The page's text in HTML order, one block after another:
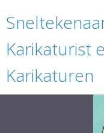
Karikaturist
Karikaturen